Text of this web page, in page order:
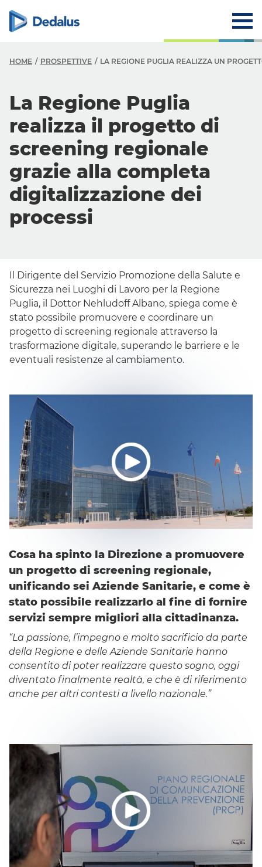
HOME PROSPETTIVE LA REGIONE PUGLIA REALIZZA UN
La Regione Puglia
realizza il progetto di
screening regionale
grazie alla completa
digitalizzazione dei
processi
Il Dirigente del Servizio Promozione della Salute e
Sicurezza nei Luoghi di Lavoro per la Regione
Puglia, il Dottor Nehludoff Albano, spiega come è
stato possibile promuovere e coordinare un
progetto di screening regionale attraverso la
trasformazione digitale, superando le barriere e le
eventuali resistenze al cambiamento.
Cosa ha spinto la Direzione a promuovere
un progetto di screening regionale,
unificando sei Aziende Sanitarie, e come è
stato possibile realizzarlo al fine di fornire
servizi sempre migliori alla cittadinanza.
“La passione, l’impegno e molto sacrificio da parte
della Regione e delle Aziende Sanitarie hanno
consentito di poter realizzare questo sogno, oggi
diventato finalmente realtà, e che è di riferimento
anche per altri contesti a livello nazionale.”